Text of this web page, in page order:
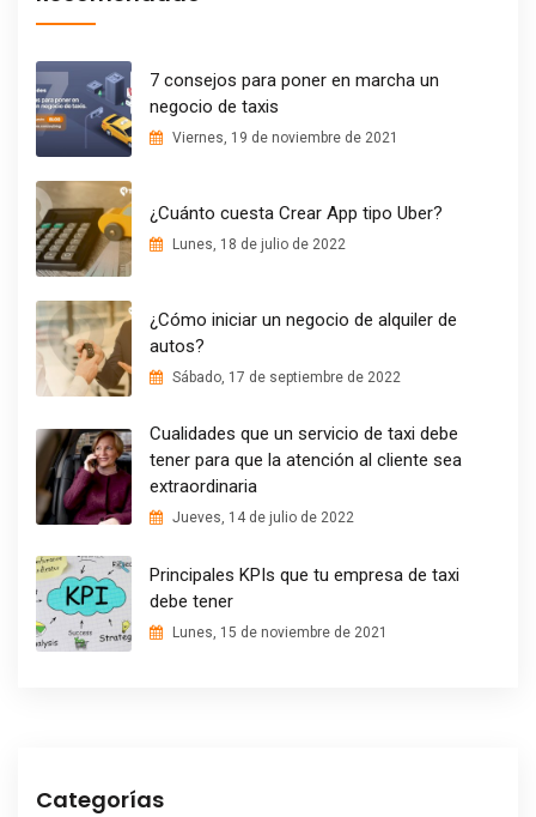
7 consejos para poner en marcha un
negocio de taxis
Viernes, 19 de noviembre de 2021
¿Cuánto cuesta Crear App tipo Uber?
Lunes, 18 de julio de 2022
¿Cómo iniciar un negocio de alquiler de
autos?
Sábado, 17 de septiembre de 2022
Cualidades que un servicio de taxi debe
tener para que la atención al cliente sea
extraordinaria
Jueves, 14 de julio de 2022
Principales KPIs que tu empresa de taxi
debe tener
Lunes, 15 de noviembre de 2021
Categorías